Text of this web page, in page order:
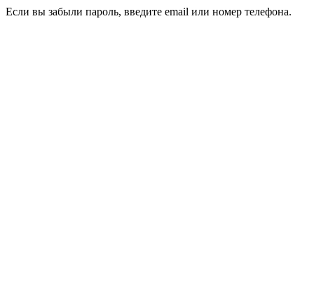
Если вы забыли пароль, введите email или номер телефона.